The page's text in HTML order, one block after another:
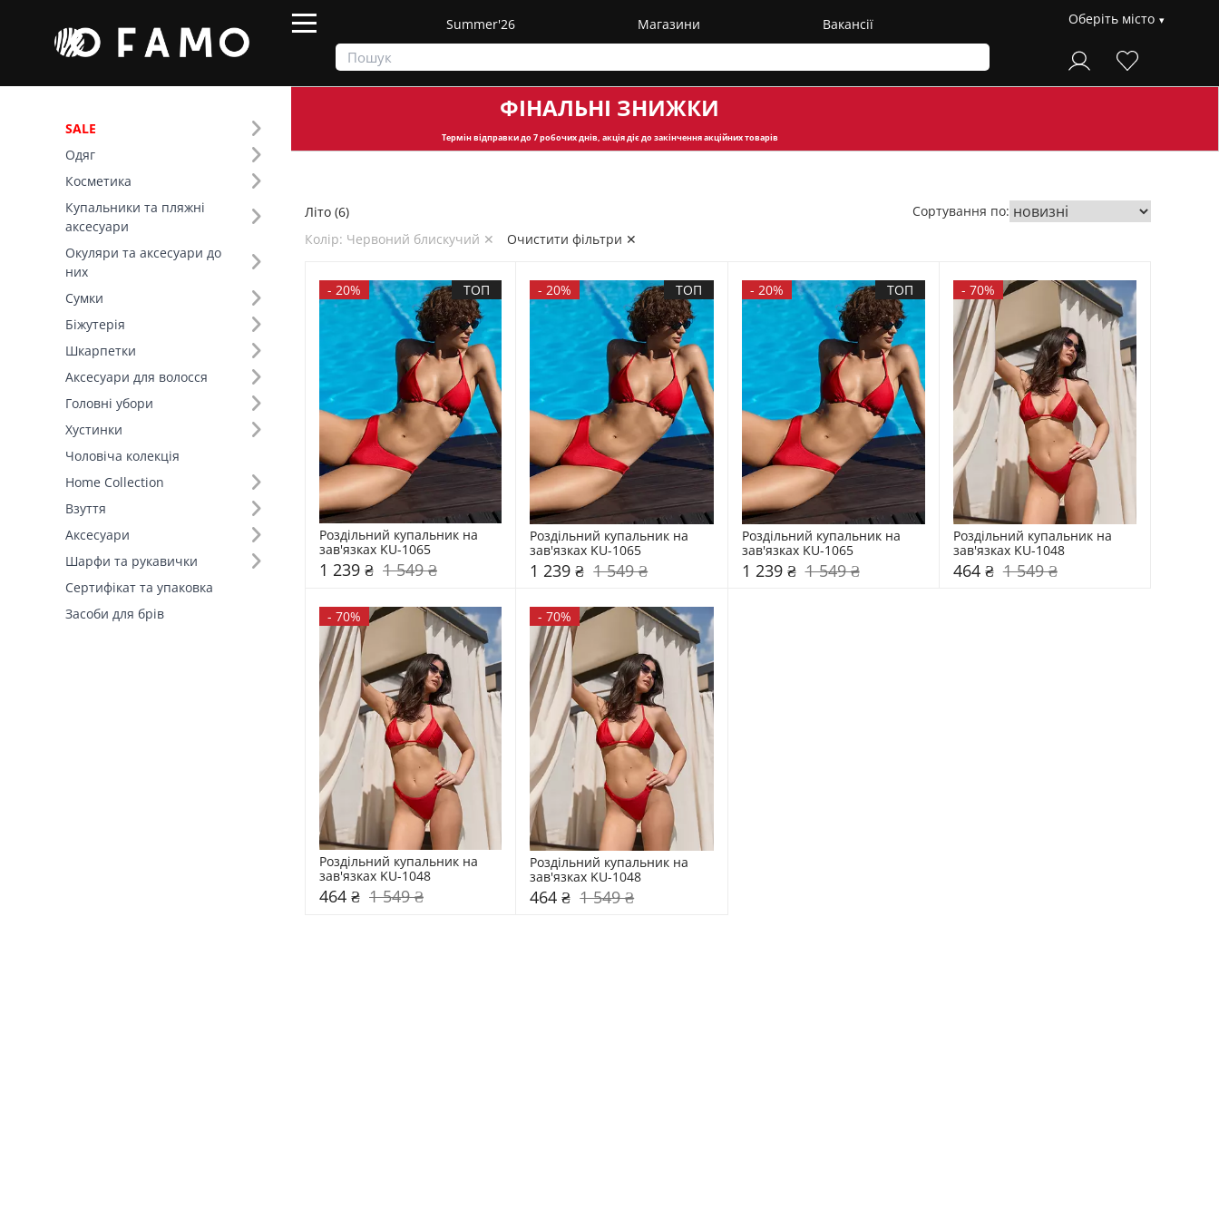
Summer'26 Магазини Вакансії Оберіть місто
SALE
Одяг
Косметика
Купальники та пляжні
аксесуари
Окуляри та аксесуари до
них
Сумки
Біжутерія
Шкарпетки
Аксесуари для волосся
Головні убори
Хустинки
Чоловіча колекція
Home Collection
Взуття
Аксесуари
Шарфи та рукавички
Сертифікат та упаковка
Засоби для брів
ФІНАЛЬНІ ЗНИЖКИ
Термін відправкидо 7 робочих днів, акція діє до закінчення акційних товарів
Фільтр
Ціна
SALE
Сезон (1)
Колір (101)
Розмір (3)
Основний колір (1)
Склад (1)
Літо (6)
Колір: Червоний блискучий ✕
Очистити фільтри ✕
Сортування по:
- 20% ТОП
Роздільний купальник на
зав'язках KU-1065
1 239 ₴ 1 549 ₴
- 20% ТОП
Роздільний купальник на
зав'язках KU-1065
1 239 ₴ 1 549 ₴
- 20% ТОП
Роздільний купальник на
зав'язках KU-1065
1 239 ₴ 1 549 ₴
- 70%
Роздільний купальник на
зав'язках KU-1048
464 ₴ 1 549 ₴
- 70%
Роздільний купальник на
зав'язках KU-1048
464 ₴ 1 549 ₴
-70%
Роздільний купальник на
зав'язках KU-1048
464 ₴ 1 549 ₴